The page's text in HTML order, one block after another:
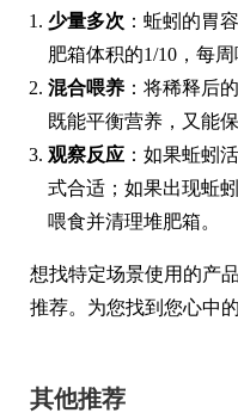
少量多次 ：蚯蚓的胃
肥箱体积的1/10，每周
混合喂养 ：将稀释后
既能平衡营养，又能
观察反应 ：如果蚯蚓
式合适；如果出现蚯
喂食并清理堆肥箱。
想找特定场景使用的产
推荐。为您找到您心中
其他推荐